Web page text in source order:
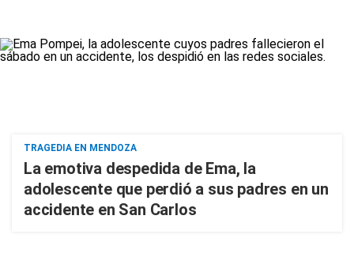
TRAGEDIA EN MENDOZA
La emotiva despedida de Ema, la
adolescente que perdió a sus padres en un
accidente en San Carlos